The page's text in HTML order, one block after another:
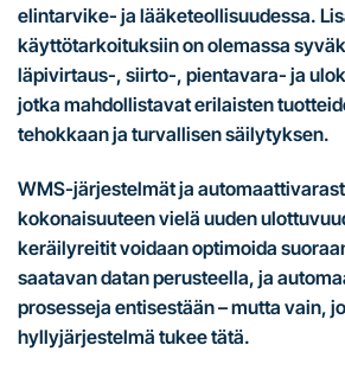
elintarvike- ja lääketeollisuudessa.
käyttötarkoituksiin on olemassa
läpivirtaus-, siirto-, pientavara- ja
jotka mahdollistavat erilaisten
tehokkaan ja turvallisen säilytyksen.
WMS-järjestelmät ja
kokonaisuuteen vielä uuden
keräilyreitit voidaan optimoida
saatavan datan perusteella, ja
prosesseja entisestään – mutta vain,
hyllyjärjestelmä tukee tätä.